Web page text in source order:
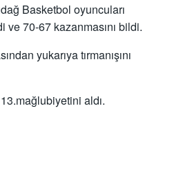
Basketbol oyuncuları
70-67 kazanmasını bildi.
yukarıya tırmanışını
aldı.